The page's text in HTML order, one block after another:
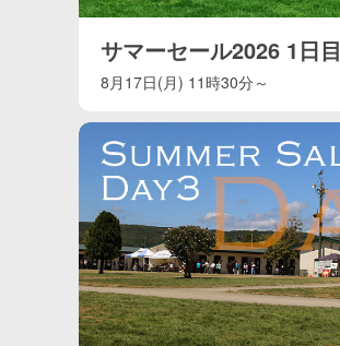
サマーセール2026 1日目
8月17日(月) 11時30分～